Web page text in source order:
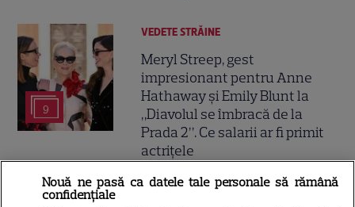
9
VEDETE STRĂINE
Meryl Streep, gest
impresionant pentru Anne
Hathaway și Emily Blunt la
„Diavolul se îmbracă de la
Prada 2”. Ce salarii ar fi primit
actrițele
VEDETE STRĂINE
Nouă ne pasă ca datele tale personale să rămână
confidențiale